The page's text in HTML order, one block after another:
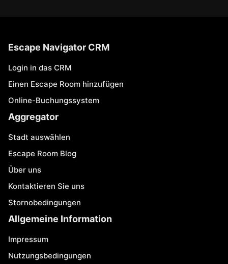
Escape Navigator CRM
Login in das CRM
Einen Escape Room hinzufügen
Online-Buchungssystem
Aggregator
Stadt auswählen
Escape Room Blog
Über uns
Kontaktieren Sie uns
Stornobedingungen
Allgemeine Information
Impressum
Nutzungsbedingungen